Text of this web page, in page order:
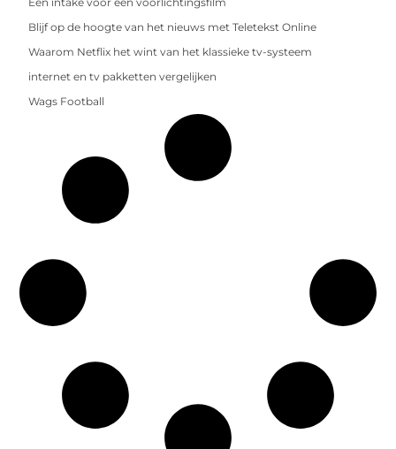
Blijf op de hoogte van het nieuws met Teletekst Online
Waarom Netflix het wint van het klassieke tv-systeem
internet en tv pakketten vergelijken
Wags Football